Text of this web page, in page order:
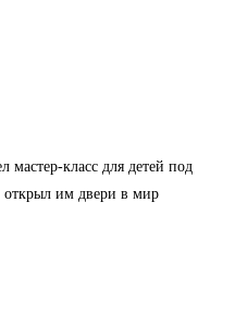
мастер-класс для детей под
открыл им двери в мир